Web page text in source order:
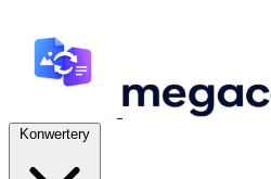
Konwertery